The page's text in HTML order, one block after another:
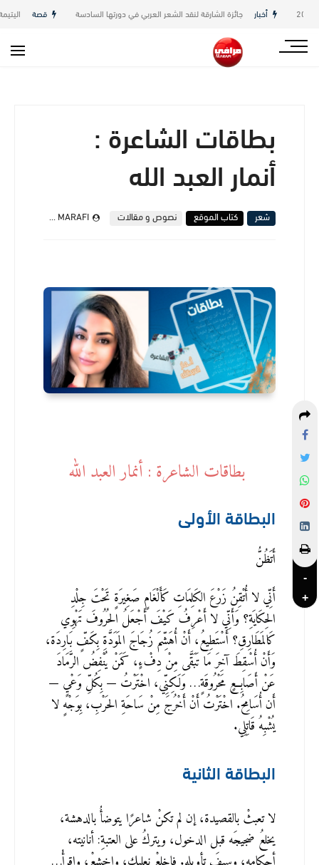
أخبار جائزة الشارقة لنقد الشعر العربي في دورتها السادسة قصة اليتيمة
-
+
بطاقات الشاعرة :
أنمار العبد الله
شعر كتاب الموقع نصوص و مقالات MARAFI
بطاقات الشاعرة : أنمار العبد الله
البطاقة الأولى
أَتَظُنُّ
أَنِّي لا أُتْقِنُ زَرْعَ الكَلِمَاتِ كَأَلْغَامٍ صَغِيرَةٍ تَحْتَ جِلْدِ
الحِكَايَةِ؟ وَأَنِّي لا أَعْرِفُ كَيْفَ أَجْعَلُ الحُرُوفَ تَهْوِي
كَالمَطَارِقِ؟ أَسْتَطِيعُ، أَنْ أُهَشِّمَ زُجَاجَ المَوَدَّةِ بِكَفٍّ بَارِدَة،
وَأَنْ أُسْقِطَ آخِرَ مَا تَبَقَّى مِنْ دِفْءٍ، كَمَنْ يُنْفِضُ الرَّمَادَ
عَنْ أَصَابِعٍ مَحْرُوقَةٍ… وَلَكِنِّي، اخْتَرْتُ — بِكُلِّ وَعْيٍ —
أَن أُسَامِحُ. اخْتَرْتُ أَنْ أَخْرُجَ مِنْ سَاحَةِ الحَرْبِ، بِوَجْهٍ لا
يُشْبِهُ قَاتِلِي.
البطاقة الثانية
لا تعبثْ بالقصيدة، إن لم تكنْ شاعرًا يتوضأُ بالدهشة،
يخلعُ ضجيجَه قبل الدخول، ويتركُ على العتبةِ: أنانيته،